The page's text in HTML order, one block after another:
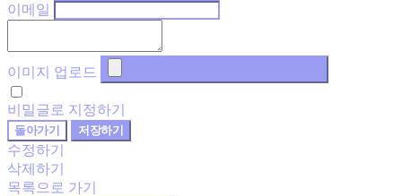
이메일
이미지 업로드
비밀글로 지정하기
돌아가기 저장하기
수정하기
삭제하기
목록으로 가기